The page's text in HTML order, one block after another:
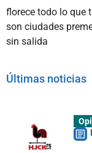
florece todo lo que
son ciudades
sin salida
Últimas noticias